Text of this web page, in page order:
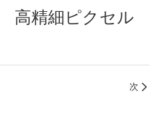
高精細ピクセル
次